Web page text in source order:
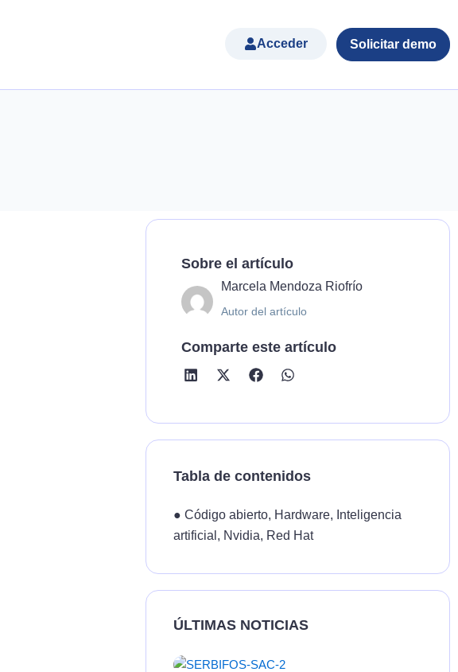
Acceder Solicitar demo
Sobre el artículo
Marcela Mendoza Riofrío
Autor del artículo
Comparte este artículo
Tabla de contenidos
● Código abierto, Hardware, Inteligencia
artificial , Nvidia, Red Hat
ÚLTIMAS NOTICIAS